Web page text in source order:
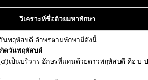
วิเคราะห์ชื่อด้วยมหาทักษา
นพฤหัสบดี อักษรตามทักษามีดังนี้
ดวันพฤหัสบดี
)เป็นบริวาร อักษรที่แทนด้วยดาวพฤหัสบดี คือ บ